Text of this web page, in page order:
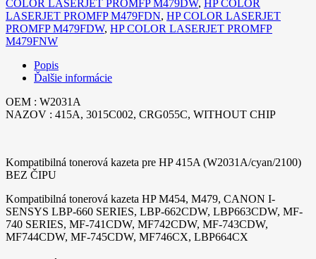
COLOR LASERJET PROMFP M479DW, HP COLOR
LASERJET PROMFP M479FDN, HP COLOR LASERJET
PROMFP M479FDW, HP COLOR LASERJET PROMFP
M479FNW
Popis
Ďalšie informácie
OEM : W2031A
NAZOV : 415A, 3015C002, CRG055C, WITHOUT CHIP
Kompatibilná tonerová kazeta pre HP 415A (W2031A/cyan/2100)
BEZ ČIPU
Kompatibilná tonerová kazeta HP M454, M479, CANON I-
SENSYS LBP-660 SERIES, LBP-662CDW, LBP663CDW, MF-
740 SERIES, MF-741CDW, MF742CDW, MF-743CDW,
MF744CDW, MF-745CDW, MF746CX, LBP664CX